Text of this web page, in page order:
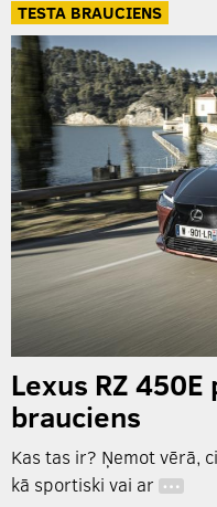
TESTA BRAUCIENS
Lexus RZ
brauciens
Kas tas ir? Ņemot vērā,
kā sportiski vai ar …